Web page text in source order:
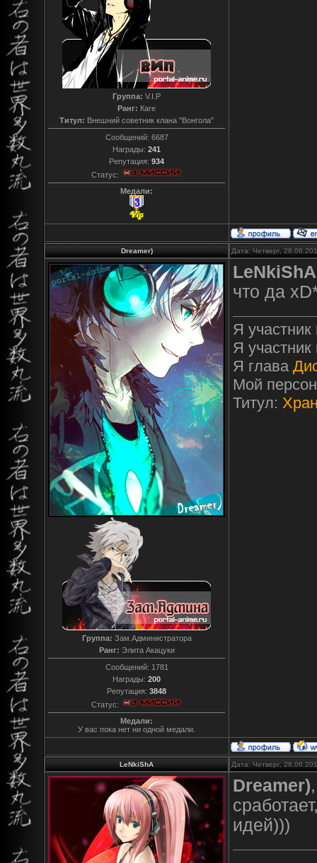
Группа: V.I.P
Ранг: Каге
Титул: Внешний советник клана "Вонгола"
Сообщений: 6687
Награды: 241
Репутация: 934
Статус:
Медали:
Dreamer) Дата: Четверг,
Группа: Зам.Администратора
Ранг: Элита Акацуки
Сообщений: 1781
Награды: 200
Репутация: 3848
Статус:
Медали:
У вас пока нет ни одной медали.
LeNkiShA
что да
Я
Я
Я глава
Мой
Титул:
LeNkiShA Дата: Четверг,
Dreamer)
идей)))